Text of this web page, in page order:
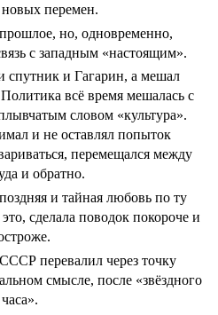
перемен.
но, одновременно,
с западным «настоящим».
спутник и Гагарин, а мешал
всё время мешалась с
словом «культура».
и не оставлял попыток
перемещался между
и обратно.
и тайная любовь по ту
сделала поводок покороче и
перевалил через точку
смысле, после «звёздного
часа».